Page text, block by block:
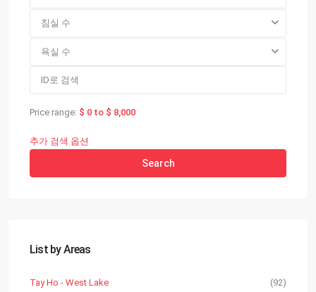
침실 수
욕실 수
Price range: $ 0 to $ 8,000
추가 검색 옵션
Search
List by Areas
Tay Ho - West Lake (92)